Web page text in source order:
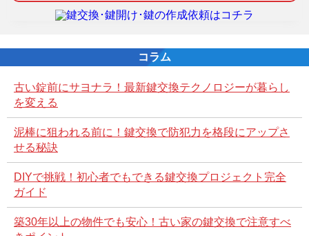
コラム
古い錠前にサヨナラ！最新鍵交換テクノロジーが暮らし
を変える
泥棒に狙われる前に！鍵交換で防犯力を格段にアップさ
せる秘訣
DIYで挑戦！初心者でもできる鍵交換プロジェクト完全
ガイド
築30年以上の物件でも安心！古い家の鍵交換で注意すべ